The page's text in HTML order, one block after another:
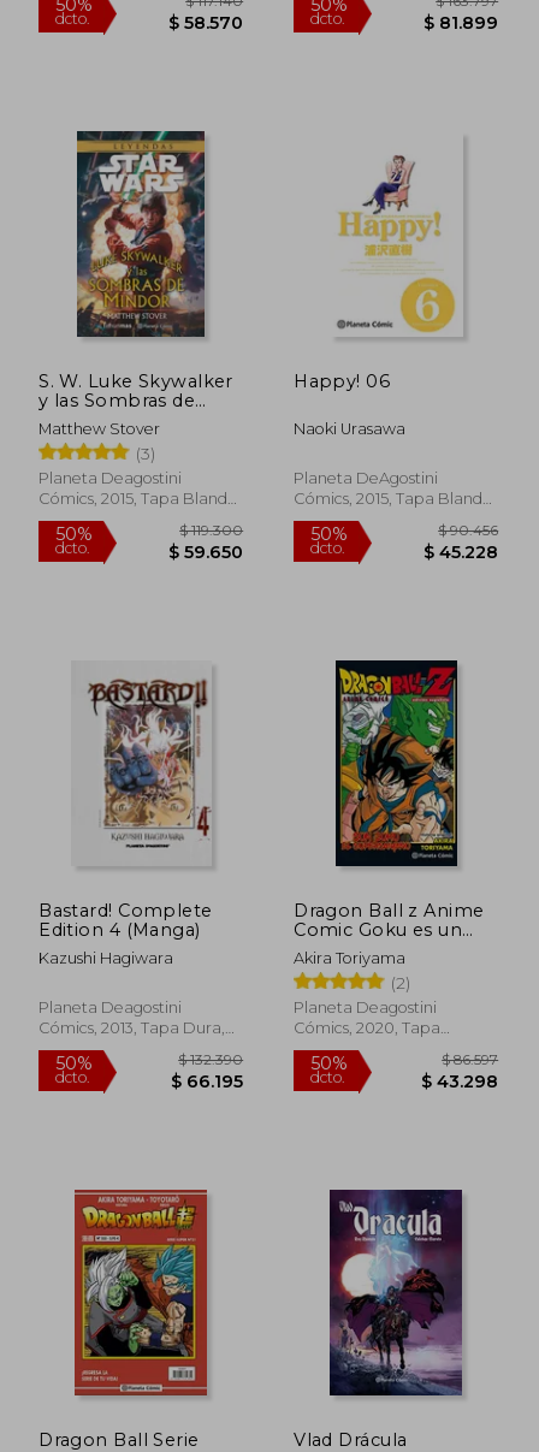
50%
dcto.
$ 117.140
$ 58.570
50%
dcto. $
S. W. Luke Skywalker
y las Sombras de
Mindor (Novela)
Matthew Stover
(3)
Planeta Deagostini
Cómics, 2015, Tapa Blanda,
Nuevo
50% $ 119.300
Happy! 06
Naoki Urasawa
Planeta DeAgostini
Cómics, 2015, Tapa Blanda,
Nuevo
50% $
Bastard! Complete
Edition 4 (Manga)
Kazushi Hagiwara
Planeta Deagostini
Cómics, 2013, Tapa Dura,
Nuevo
Dragon Ball z Anime
Comic Goku es un
Super Saiyan
Akira Toriyama
(2)
Planeta Deagostini
Cómics, 2020, Tapa
Blanda, Nuevo
Dragon Ball Serie
Vlad Drácula